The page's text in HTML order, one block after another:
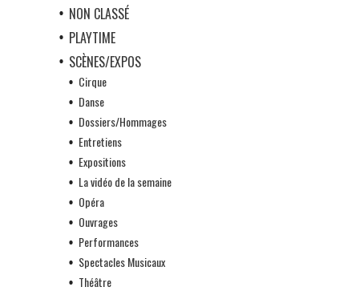
NON CLASSÉ
PLAYTIME
SCÈNES/EXPOS
Cirque
Danse
Dossiers/Hommages
Entretiens
Expositions
La vidéo de la semaine
Opéra
Ouvrages
Performances
Spectacles Musicaux
Théâtre